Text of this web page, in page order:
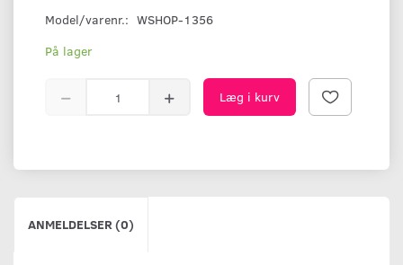
Model/varenr.: WSHOP-1356
På lager
Læg i kurv
ANMELDELSER (0)